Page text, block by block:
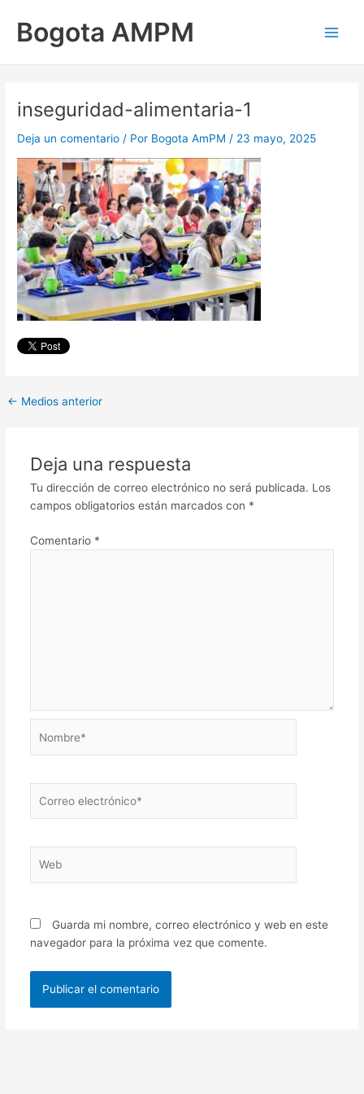
contenido
Bogota AMPM
inseguridad-alimentaria-1
Deja un comentario / Por Bogota AmPM / 23 mayo, 2025
← Medios anterior
Deja una respuesta
Tu dirección de correo electrónico no será publicada. Los
campos obligatorios están marcados con *
Comentario *
electrónico*
Guarda mi nombre, correo electrónico y web en este
navegador para la próxima vez que comente.